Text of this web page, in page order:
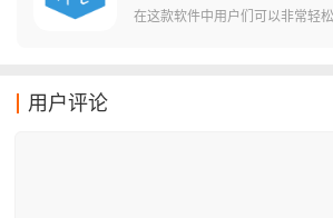
支持用户们自己上社区寻找朋友!
在这款软件中用户们可以非常轻
用户评论